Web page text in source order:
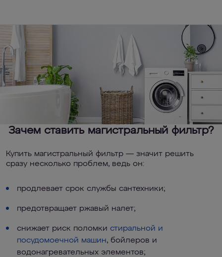
Зачем ставить магистральный фильтр?
Купить магистральный фильтр — значит решить
сразу несколько проблем, ведь он:
продлевает срок службы сантехники;
предотвращает ржавый налет;
снижает риск поломки стиральной и
посудомоечной машин, бойлеров и
водонагревательных элементов;